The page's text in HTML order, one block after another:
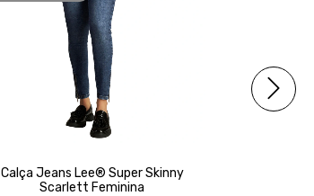
Calça Jeans Lee® Super Skinny
Scarlett Feminina